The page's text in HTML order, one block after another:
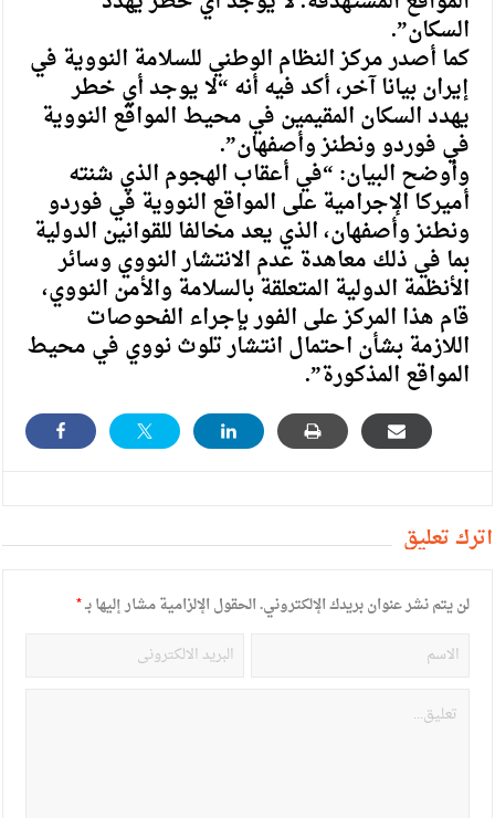
السكان”.
كما أصدر مركز النظام الوطني للسلامة النووية في
إيران بيانا آخر، أكد فيه أنه “لا يوجد أي خطر
يهدد السكان المقيمين في محيط المواقع النووية
في فوردو ونطنز وأصفهان”.
وأوضح البيان: “في أعقاب الهجوم الذي شنته
أميركا الإجرامية على المواقع النووية في فوردو
ونطنز وأصفهان، الذي يعد مخالفا للقوانين الدولية
بما في ذلك معاهدة عدم الانتشار النووي وسائر
الأنظمة الدولية المتعلقة بالسلامة والأمن النووي،
قام هذا المركز على الفور بإجراء الفحوصات
اللازمة بشأن احتمال انتشار تلوث نووي في محيط
المواقع المذكورة”.
أترك تعليق
لن يتم نشر عنوان بريدك الإلكتروني.الحقول الإلزامية مشار إليها بـ*